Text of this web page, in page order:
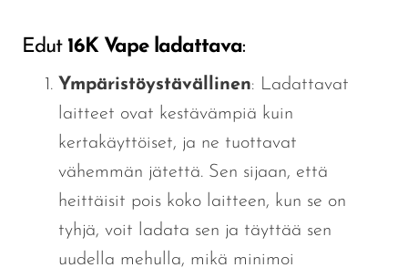
Edut 16K Vape ladattava:
Ympäristöystävällinen: Ladattavat
laitteet ovat kestävämpiä kuin
kertakäyttöiset, ja ne tuottavat
vähemmän jätettä. Sen sijaan, että
heittäisit pois koko laitteen, kun se on
tyhjä, voit ladata sen ja täyttää sen
uudella mehulla, mikä minimoi